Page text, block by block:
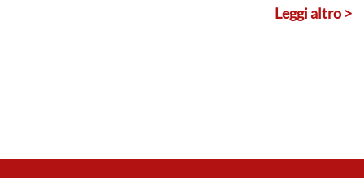
presenza della beata MariaLeggi altro >